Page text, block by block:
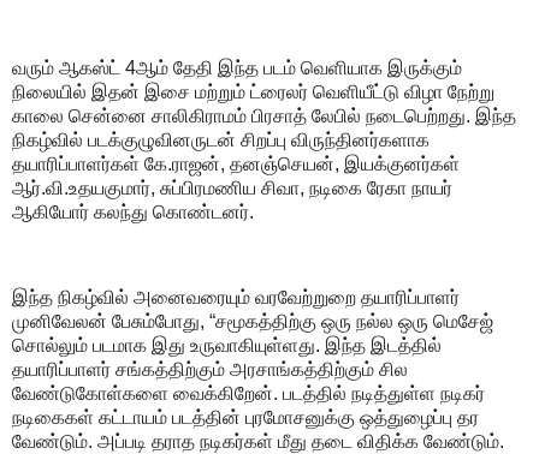
வரும் ஆகஸ்ட் 4ஆம் தேதி இந்த படம் வெளியாக இருக்கும்
நிலையில் இதன் இசை மற்றும் ட்ரைலர் வெளியீட்டு விழா நேற்று
காலை சென்னை சாலிகிராமம் பிரசாத் லேபில் நடைபெற்றது. இந்த
நிகழ்வில் படக்குழுவினருடன் சிறப்பு விருந்தினர்களாக
தயாரிப்பாளர்கள் கே.ராஜன், தனஞ்செயன், இயக்குனர்கள்
ஆர்.வி.உதயகுமார், சுப்பிரமணிய சிவா, நடிகை ரேகா நாயர்
ஆகியோர் கலந்து கொண்டனர்.
இந்த நிகழ்வில் அனைவரையும் வரவேற்றுறை தயாரிப்பாளர்
முனிவேலன் பேசும்போது, “சமூகத்திற்கு ஒரு நல்ல ஒரு மெசேஜ்
சொல்லும் படமாக இது உருவாகியுள்ளது. இந்த இடத்தில்
தயாரிப்பாளர் சங்கத்திற்கும் அரசாங்கத்திற்கும் சில
வேண்டுகோள்களை வைக்கிறேன். படத்தில் நடித்துள்ள நடிகர்
நடிகைகள் கட்டாயம் படத்தின் புரமோசனுக்கு ஒத்துழைப்பு தர
வேண்டும். அப்படி தராத நடிகர்கள் மீது தடை விதிக்க வேண்டும்.